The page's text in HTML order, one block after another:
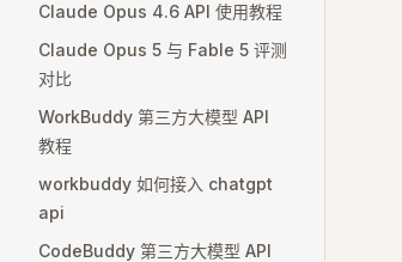
Claude Opus 4.6 API 使用教程
Claude Opus 5 与 Fable 5 评测
对比
WorkBuddy 第三方大模型 API
教程
workbuddy 如何接入 chatgpt
api
CodeBuddy 第三方大模型 API